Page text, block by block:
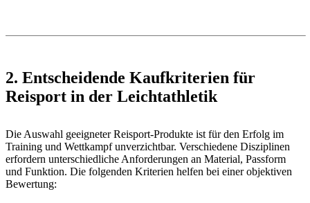
2. Entscheidende Kaufkriterien für
Reisport in der Leichtathletik
Die Auswahl geeigneter Reisport-Produkte ist für den Erfolg im
Training und Wettkampf unverzichtbar. Verschiedene Disziplinen
erfordern unterschiedliche Anforderungen an Material, Passform
und Funktion. Die folgenden Kriterien helfen bei einer objektiven
Bewertung: